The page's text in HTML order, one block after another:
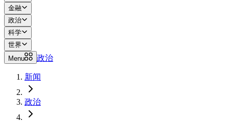
金融
政治
科学
世界
Menu
政治
新闻
政治